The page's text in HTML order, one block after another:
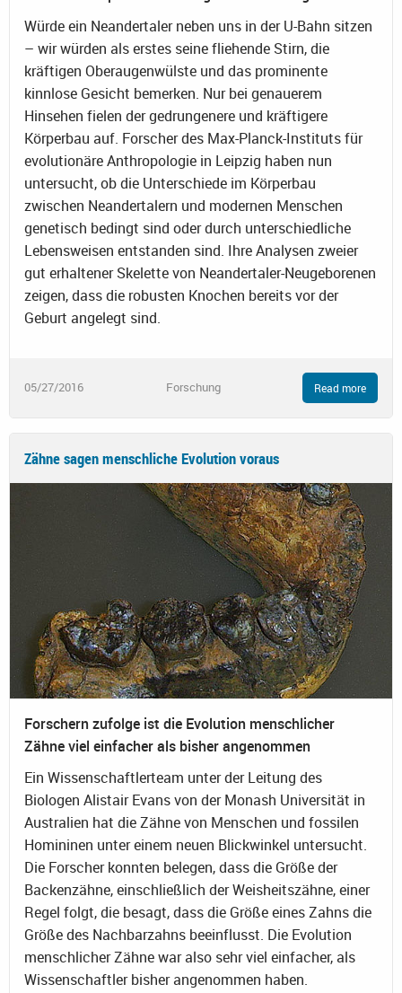
Würde ein Neandertaler neben uns in der U-Bahn sitzen
– wir würden als erstes seine fliehende Stirn, die
kräftigen Oberaugenwülste und das prominente
kinnlose Gesicht bemerken. Nur bei genauerem
Hinsehen fielen der gedrungenere und kräftigere
Körperbau auf. Forscher des Max-Planck-Instituts für
evolutionäre Anthropologie in Leipzig haben nun
untersucht, ob die Unterschiede im Körperbau
zwischen Neandertalern und modernen Menschen
genetisch bedingt sind oder durch unterschiedliche
Lebensweisen entstanden sind. Ihre Analysen zweier
gut erhaltener Skelette von Neandertaler-Neugeborenen
zeigen, dass die robusten Knochen bereits vor der
Geburt angelegt sind.
05/27/2016 Forschung Read more
Zähne sagen menschliche Evolution voraus
Forschern zufolge ist die Evolution menschlicher
Zähne viel einfacher als bisher angenommen
Ein Wissenschaftlerteam unter der Leitung des
Biologen Alistair Evans von der Monash Universität in
Australien hat die Zähne von Menschen und fossilen
Homininen unter einem neuen Blickwinkel untersucht.
Die Forscher konnten belegen, dass die Größe der
Backenzähne, einschließlich der Weisheitszähne, einer
Regel folgt, die besagt, dass die Größe eines Zahns die
Größe des Nachbarzahns beeinflusst. Die Evolution
menschlicher Zähne war also sehr viel einfacher, als
Wissenschaftler bisher angenommen haben.